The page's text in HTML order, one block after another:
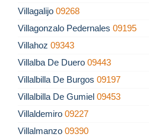
Villagalijo 09268
Villagonzalo Pedernales 09195
Villahoz 09343
Villalba De Duero 09443
Villalbilla De Burgos 09197
Villalbilla De Gumiel 09453
Villaldemiro 09227
Villalmanzo 09390